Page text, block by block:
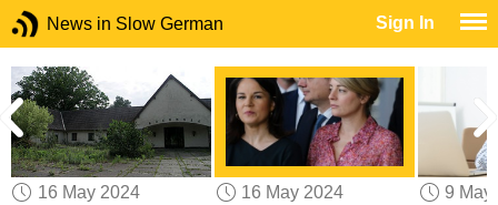
News in Slow German Sign In
16 May 2024
16 May 2024
9 May